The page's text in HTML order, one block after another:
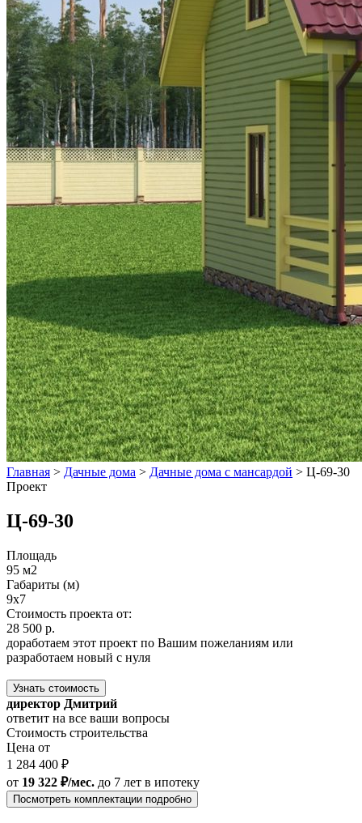
Главная > Дачные дома > Дачные дома с мансардой > Ц-69-30
Проект
Ц-69-30
Площадь
95 м2
Габариты (м)
9x7
Стоимость проекта от:
28 500 р.
доработаем этот проект по Вашим пожеланиям или
разработаем новый с нуля
Узнать стоимость
директор Дмитрий
ответит на все ваши вопросы
Стоимость строительства
Цена от
1 284 400 ₽
от 19 322 ₽/мес. до 7 лет в ипотеку
Посмотреть комплектации подробно